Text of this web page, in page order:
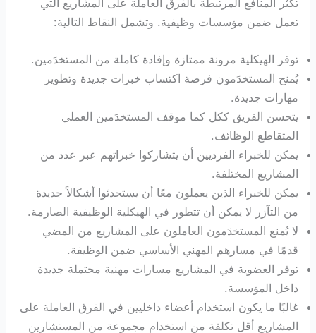
تعمل ضمن مؤسسات وظيفية. وتشمل النقاط التالية:
توفر الهيكلية مرونة ممتازة وإفادة كاملة من المستخدَمين.
يُمنح المستخدَمون فرصة اكتساب خبرات جديدة وتطوير
مهارات جديدة.
يتحسن الفريق ككل كما موقف المستخدَمين العملي
المتقاطع الوظائف.
يمكن للخبراء الفرديين أن يتشاركوا خبراتهم عبر عدد من
المشاريع المختلفة.
يمكن للخبراء الذين يعملون معًا أن يستحدثوا أشكالاً جديدة
من التآزر لا يمكن أن تتطور في الهيكلية الوظيفية الصارمة.
لا يُمنع المستخدَمون العاملون على المشاريع من المضي
قدمًا في مسارهم المهني الأساسي ضمن الوظيفة.
توفر العضوية في المشاريع مسارات مهنية محتملة جديدة
داخل المؤسسة.
غالبًا ما يكون استخدام أعضاء داخليين في الفرق العاملة على
المشاريع أقل تكلفة من استخدام مجموعة من المستشارين